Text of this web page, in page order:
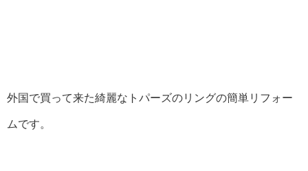
外国で買って来た綺麗なトパーズのリングの簡単リフォー
ムです。